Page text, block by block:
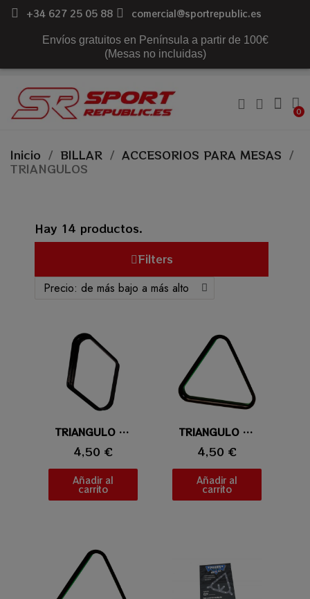
+34 627 25 05 88 comercial@sportrepublic.es
Envíos gratuitos en Península a partir de 100€
(Mesas no incluidas)
Inicio BILLAR
ACCESORIOS PARA MESAS
TRIANGULOS
Hay 14 productos.
Filters
Vista rápidaTRIANGULO BOLA 9
4,50 €
Añadir al
carrito
Vista rápidaTRIANGULO DE PLASTICO 52,4MM
4,50 €
Añadir al
carrito